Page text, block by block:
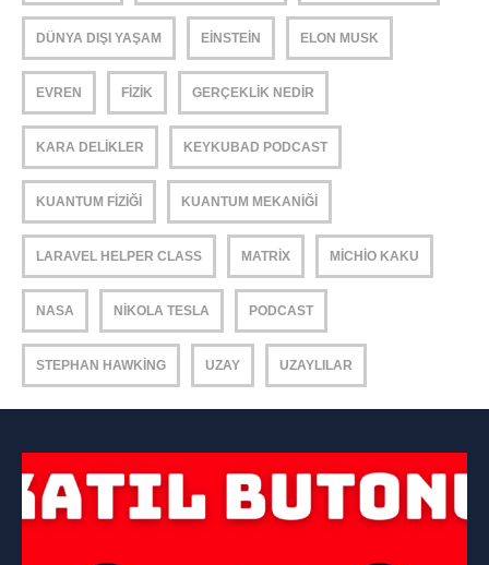
DÜNYA DIŞI YAŞAM EINSTEIN ELON MUSK
EVREN FIZIK GERÇEKLIK NEDIR
KARA DELIKLER KEYKUBAD PODCAST
KUANTUM FIZIĞI KUANTUM MEKANIĞI
LARAVEL HELPER CLASS MATRIX MICHIO KAKU
NASA NIKOLA TESLA PODCAST
STEPHAN HAWKING UZAY UZAYLILAR